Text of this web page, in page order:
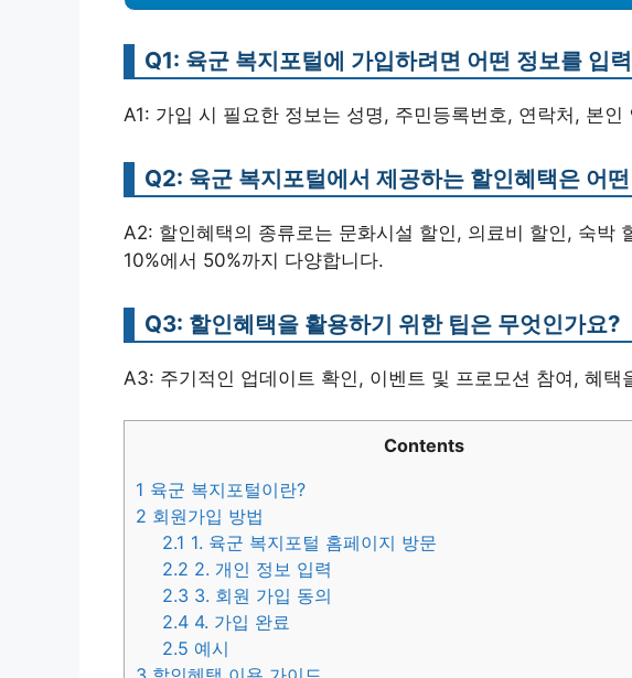
Q1: 육군 복지포털에 가입하려면 어떤 정보를 입
A1: 가입 시 필요한 정보는 성명, 주민등록번호, 연락처, 본인
Q2: 육군 복지포털에서 제공하는 할인혜택은 어
A2: 할인혜택의 종류로는 문화시설 할인, 의료비 할인, 숙박
10%에서 50%까지 다양합니다.
Q3: 할인혜택을 활용하기 위한 팁은 무엇인가요?
A3: 주기적인 업데이트 확인, 이벤트 및 프로모션 참여, 혜택
Contents
1 육군 복지포털이란?
2 회원가입 방법
2.1 1. 육군 복지포털 홈페이지 방문
2.2 2. 개인 정보 입력
2.3 3. 회원 가입 동의
2.4 4. 가입 완료
2.5 예시